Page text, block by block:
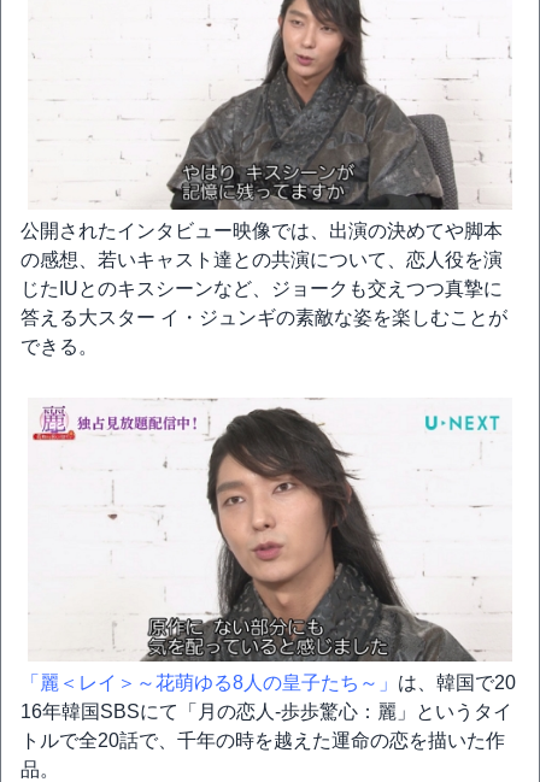
公開されたインタビュー映像では、出演の決めてや脚本
の感想、若いキャスト達との共演について、恋人役を演
じたIUとのキスシーンなど、ジョークも交えつつ真摯に
答える大スター イ・ジュンギの素敵な姿を楽しむことが
できる。
「麗＜レイ＞～花萌ゆる8人の皇子たち～」 は、韓国で20
16年韓国SBSにて「月の恋人-歩歩驚心：麗」というタイ
トルで全20話で、千年の時を越えた運命の恋を描いた作
品。